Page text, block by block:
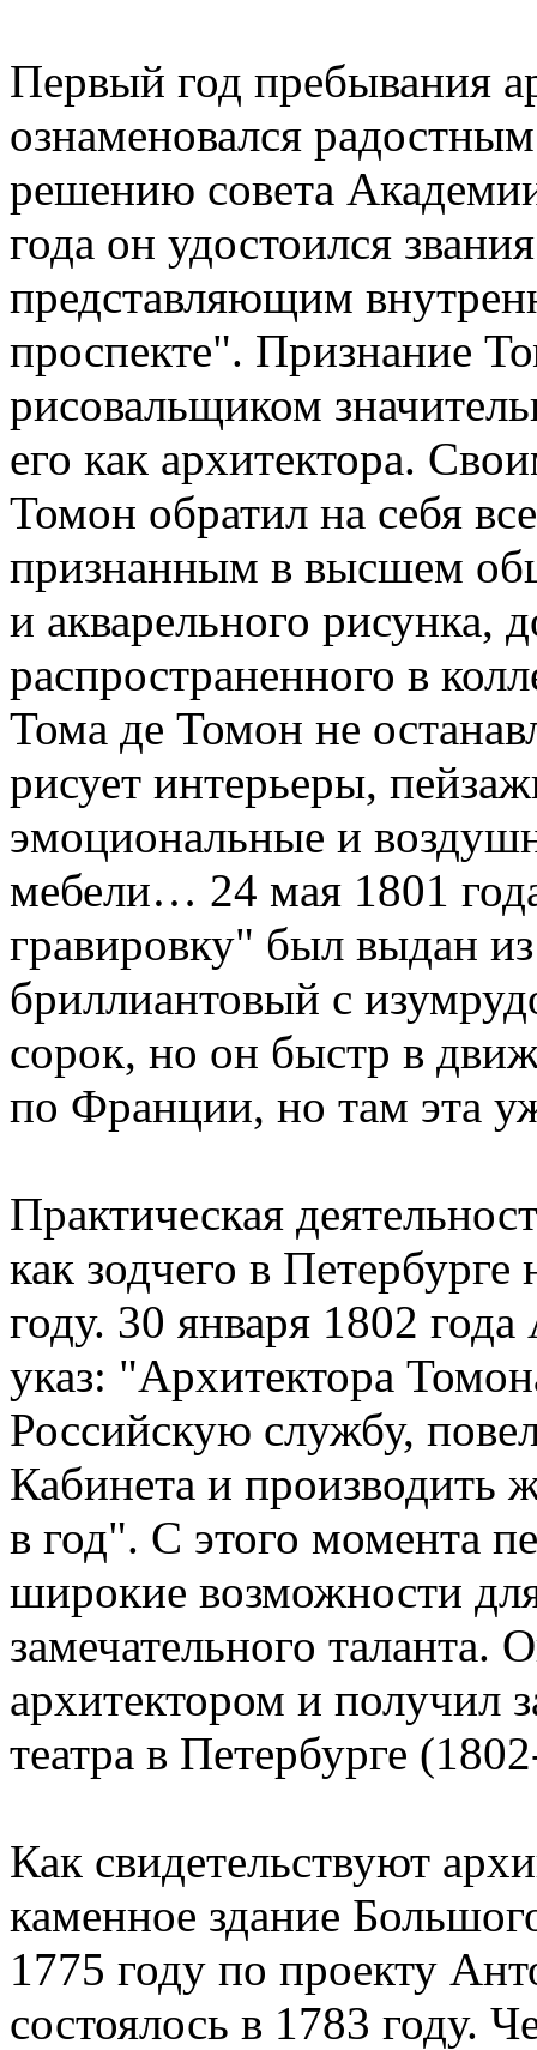
Первый год пребывания
ознаменовался
решению совета
года он удостоился
представляющим
проспекте". Признание
рисовальщиком
его как архитектора.
Томон обратил на себя
признанным в высшем
и акварельного рисунка,
распространенного в
Тома де Томон не
рисует интерьеры,
эмоциональные и
мебели… 24 мая 1801
гравировку" был выдан
бриллиантовый с
сорок, но он быстр в
по Франции, но там эта
Практическая
как зодчего в Петербурге
году. 30 января 1802
указ: "Архитектора
Российскую службу,
Кабинета и производить
в год". С этого момента
широкие возможности
замечательного
архитектором и получил
театра в Петербурге
Как свидетельствуют
каменное здание
1775 году по проекту
состоялось в 1783 году.